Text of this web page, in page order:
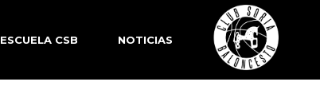
ESCUELA CSB NOTICIAS